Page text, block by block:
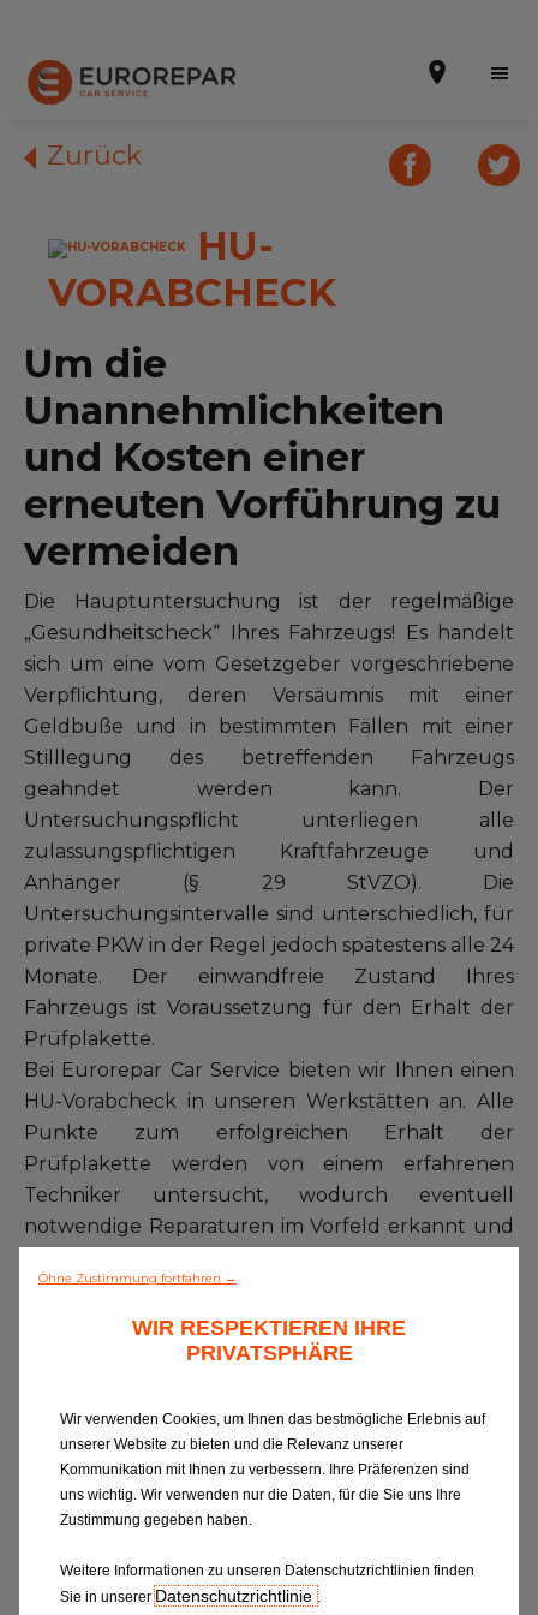
Terminvereinbarung
Online-Kostenvoranschlag
Die Marke
Leistungen
Angebote
Neuigkeiten
Unser Sortiment EUROREPAR
Kundenservice
Alle Werkstätten
Dem Netz beitreten
Zurück
HU-
VORABCHECK
Um die
Unannehmlichkeiten
und Kosten einer
erneuten Vorführung zu
vermeiden
Die Hauptuntersuchung ist der regelmäßige
„Gesundheitscheck“ Ihres Fahrzeugs! Es handelt
sich um eine vom Gesetzgeber vorgeschriebene
Verpflichtung, deren Versäumnis mit einer
Geldbuße und in bestimmten Fällen mit einer
Stilllegung des betreffenden Fahrzeugs
geahndet werden kann. Der
Untersuchungspflicht unterliegen alle
zulassungspflichtigen Kraftfahrzeuge und
Anhänger (§ 29 StVZO). Die
Untersuchungsintervalle sind unterschiedlich, für
private PKW in der Regel jedoch spätestens alle 24
Monate. Der einwandfreie Zustand Ihres
Fahrzeugs ist Voraussetzung für den Erhalt der
Prüfplakette.
Bei Eurorepar Car Service bieten wir Ihnen einen
HU-Vorabcheck in unseren Werkstätten an. Alle
Punkte zum erfolgreichen Erhalt der
Prüfplakette werden von einem erfahrenen
Techniker untersucht, wodurch eventuell
notwendige Reparaturen im Vorfeld erkannt und
Unannehmlichkeiten und zusätzliche Kosten
vermieden werden können. Selbstverständlich
stehen wir Ihnen zur Verfügung, um die eventuell
Expertenratgeber
Ohne Zustimmung fortfahren →
WIR RESPEKTIEREN IHRE
PRIVATSPHÄRE
Wir verwenden Cookies, um Ihnen das bestmögliche Erlebnis auf
unserer Website zu bieten und die Relevanz unserer
Kommunikation mit Ihnen zu verbessern. Ihre Präferenzen sind
uns wichtig. Wir verwenden nur die Daten, für die Sie uns Ihre
Zustimmung gegeben haben.
Weitere Informationen zu unseren Datenschutzrichtlinien finden
Sie in unsererDatenschutzrichtlinie .